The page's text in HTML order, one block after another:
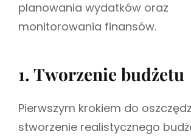
planowania wydatków oraz
monitorowania finansów.
1. Tworzenie budżetu
Pierwszym krokiem do
stworzenie realistycznego